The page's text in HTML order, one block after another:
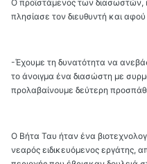
Ο προϊστάμενος των
πλησίασε τον διευθυντή και αφού
-Έχουμε τη δυνατότητα να
το άνοιγμα ένα διασώστη με
προλαβαίνουμε δεύτερη
Ο Βήτα Ταυ ήταν ένα
νεαρός ειδικευόμενος εργάτης,